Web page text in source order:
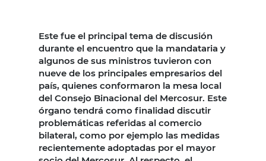
Este fue el principal tema de discusión
durante el encuentro que la mandataria y
algunos de sus ministros tuvieron con
nueve de los principales empresarios del
país, quienes conformaron la mesa local
del Consejo Binacional del Mercosur. Este
órgano tendrá como finalidad discutir
problemáticas referidas al comercio
bilateral, como por ejemplo las medidas
recientemente adoptadas por el mayor